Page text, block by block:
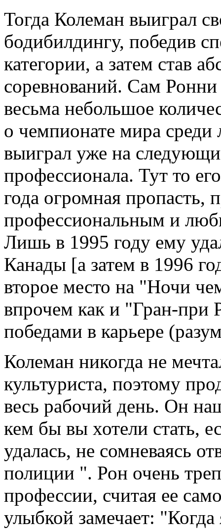
Тогда Колеман выиграл
бодибилдингу, победив
категории, а затем став
соревнований. Сам Ронни
весьма небольшое
о чемпионате мира
выиграл уже на
профессионала. Тут то
года огромная
профессиональным и
Лишь в 1995 году ему
Канады [а затем в 1996
второе место на "Ночи
впрочем как и "Гран-при
победами в карьере
Колеман никогда не
культуриста, поэтому
весь рабочий день. Он
кем бы вы хотели стать,
удалась, не сомневаясь
полиции ". Рон очень
профессии, считая ее
улыбкой замечает: